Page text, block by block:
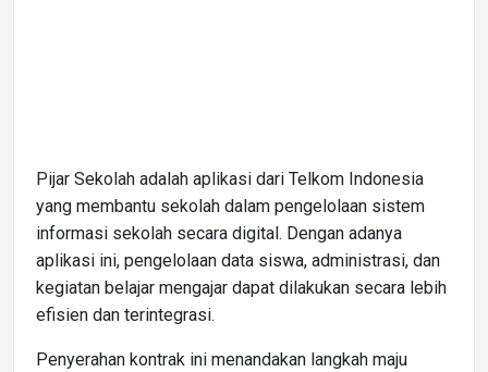
Pijar Sekolah adalah aplikasi dari Telkom Indonesia
yang membantu sekolah dalam pengelolaan sistem
informasi sekolah secara digital. Dengan adanya
aplikasi ini, pengelolaan data siswa, administrasi, dan
kegiatan belajar mengajar dapat dilakukan secara lebih
efisien dan terintegrasi.
Penyerahan kontrak ini menandakan langkah maju